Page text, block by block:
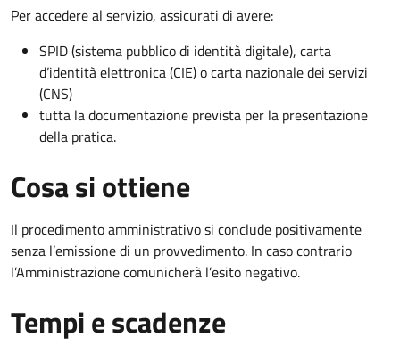
Per accedere al servizio, assicurati di avere:
SPID (sistema pubblico di identità digitale), carta
d’identità elettronica (CIE) o carta nazionale dei servizi
(CNS)
tutta la documentazione prevista per la presentazione
della pratica.
Cosa si ottiene
Il procedimento amministrativo si conclude positivamente
senza l’emissione di un provvedimento. In caso contrario
l’Amministrazione comunicherà l’esito negativo.
Tempi e scadenze